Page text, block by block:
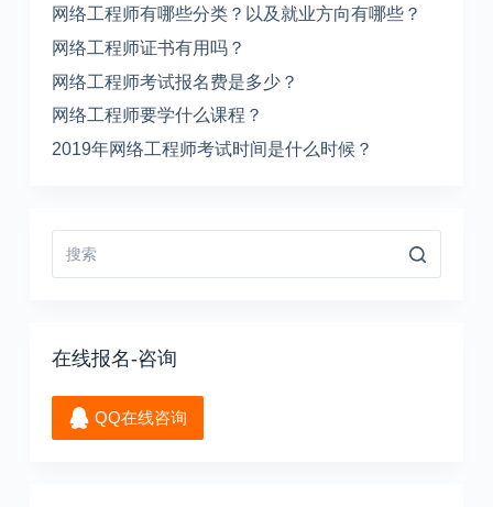
网络工程师有哪些分类？以及就业方向有哪些？
网络工程师证书有用吗？
网络工程师考试报名费是多少？
网络工程师要学什么课程？
2019年网络工程师考试时间是什么时候？
在线报名-咨询
QQ在线咨询